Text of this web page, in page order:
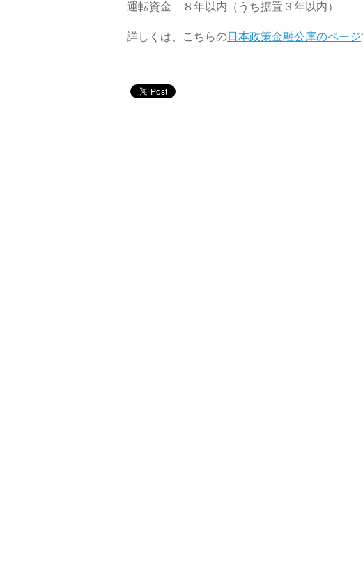
運転資金 ８年以内（うち据置３年以内）
詳しくは、こちらの日本政策金融公庫のページ